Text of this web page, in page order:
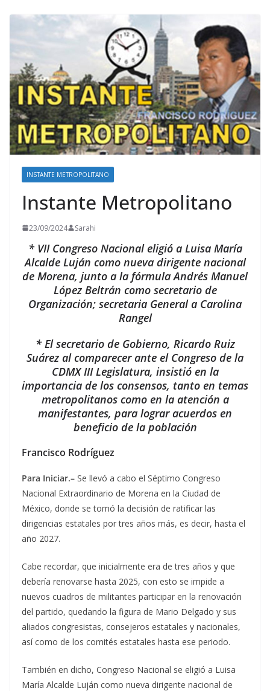
INSTANTE METROPOLITANO
Instante Metropolitano
23/09/2024 Sarahi
* VII Congreso Nacional eligió a Luisa María
Alcalde Luján como nueva dirigente nacional
de Morena, junto a la fórmula Andrés Manuel
López Beltrán como secretario de
Organización; secretaria General a Carolina
Rangel
* El secretario de Gobierno, Ricardo Ruiz
Suárez al comparecer ante el Congreso de la
CDMX III Legislatura, insistió en la
importancia de los consensos, tanto en temas
metropolitanos como en la atención a
manifestantes, para lograr acuerdos en
beneficio de la población
Francisco Rodríguez
Para Iniciar.– Se llevó a cabo el Séptimo Congreso
Nacional Extraordinario de Morena en la Ciudad de
México, donde se tomó la decisión de ratificar las
dirigencias estatales por tres años más, es decir, hasta el
año 2027.
Cabe recordar, que inicialmente era de tres años y que
debería renovarse hasta 2025, con esto se impide a
nuevos cuadros de militantes participar en la renovación
del partido, quedando la figura de Mario Delgado y sus
aliados congresistas, consejeros estatales y nacionales,
así como de los comités estatales hasta ese periodo.
También en dicho, Congreso Nacional se eligió a Luisa
María Alcalde Luján como nueva dirigente nacional de